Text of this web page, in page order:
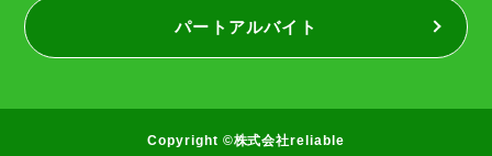
パートアルバイト
Copyright ©株式会社reliable